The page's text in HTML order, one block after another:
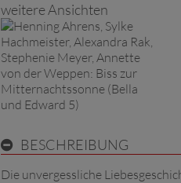
weitere Ansichten
BESCHREIBUNG
Die unvergessliche